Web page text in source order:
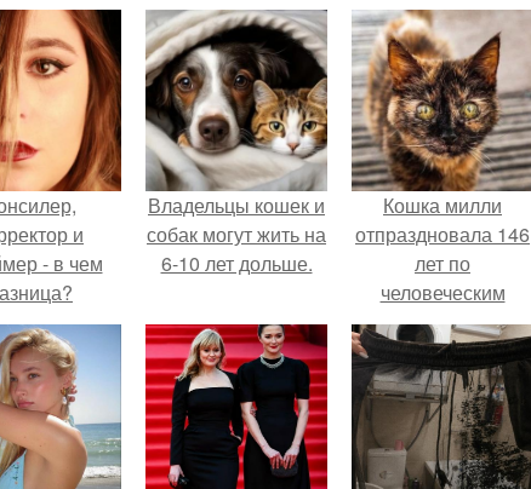
и
- в чем
Владельцы кошек и
собак могут жить на
6-10 лет дольше.
Кошка милли
отпраздновала 146
лет по
человеческим
Меркам и
претендует на
звание самой
старой в мире.